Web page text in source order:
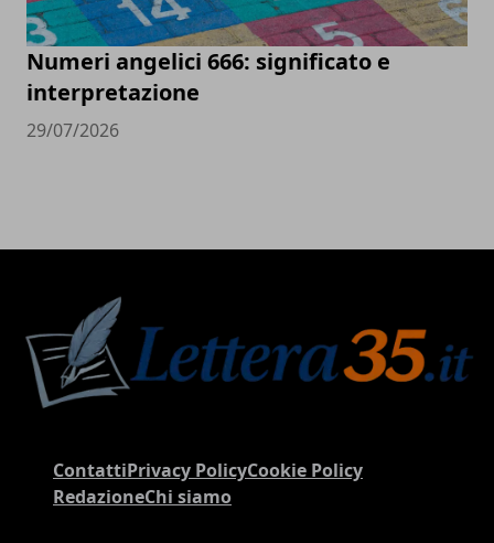
Numeri angelici 666: significato e
interpretazione
29/07/2026
ContattiPrivacy PolicyCookie Policy
RedazioneChi siamo